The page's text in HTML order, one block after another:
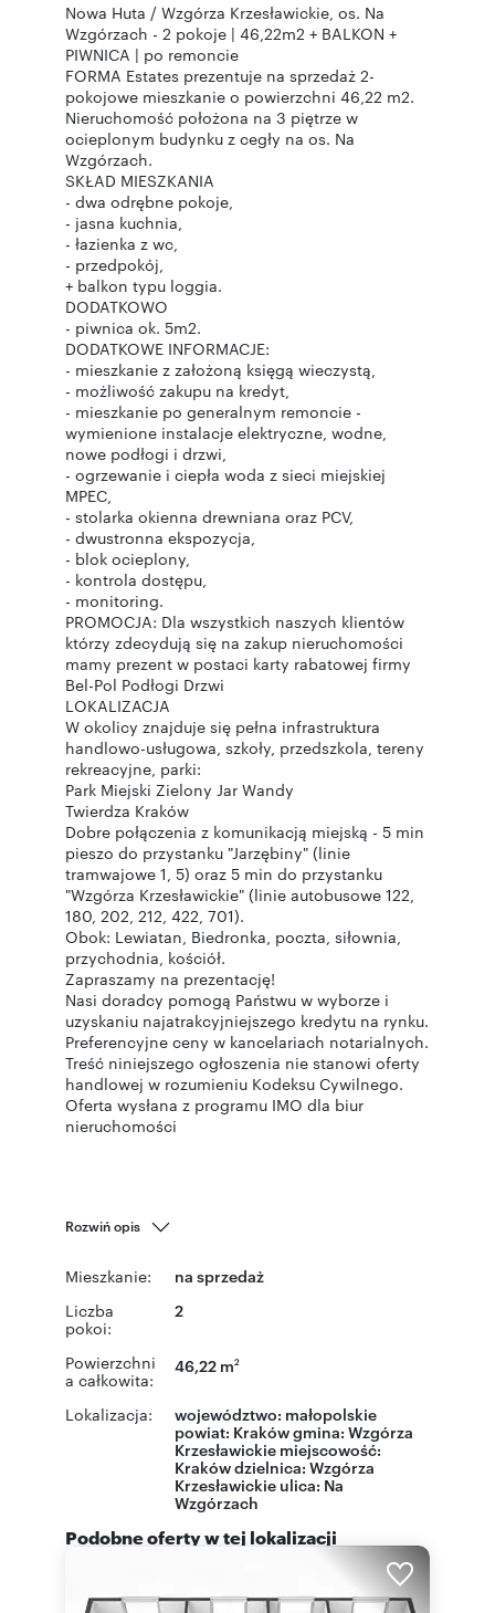
Nowa Huta / Wzgórza Krzesławickie, os. Na
Wzgórzach - 2 pokoje | 46,22m2 + BALKON +
PIWNICA | po remoncie
FORMA Estates prezentuje na sprzedaż 2-
pokojowe mieszkanie o powierzchni 46,22 m2.
Nieruchomość położona na 3 piętrze w
ocieplonym budynku z cegły na os. Na
Wzgórzach.
SKŁAD MIESZKANIA
- dwa odrębne pokoje,
- jasna kuchnia,
- łazienka z wc,
- przedpokój,
+ balkon typu loggia.
DODATKOWO
- piwnica ok. 5m2.
DODATKOWE INFORMACJE:
- mieszkanie z założoną księgą wieczystą,
- możliwość zakupu na kredyt,
- mieszkanie po generalnym remoncie -
wymienione instalacje elektryczne, wodne,
nowe podłogi i drzwi,
- ogrzewanie i ciepła woda z sieci miejskiej
MPEC,
- stolarka okienna drewniana oraz PCV,
- dwustronna ekspozycja,
- blok ocieplony,
- kontrola dostępu,
- monitoring.
PROMOCJA: Dla wszystkich naszych klientów
którzy zdecydują się na zakup nieruchomości
mamy prezent w postaci karty rabatowej firmy
Bel-Pol Podłogi Drzwi
LOKALIZACJA
W okolicy znajduje się pełna infrastruktura
handlowo-usługowa, szkoły, przedszkola, tereny
rekreacyjne, parki:
Park Miejski Zielony Jar Wandy
Twierdza Kraków
Dobre połączenia z komunikacją miejską - 5 min
pieszo do przystanku "Jarzębiny" (linie
tramwajowe 1, 5) oraz 5 min do przystanku
"Wzgórza Krzesławickie" (linie autobusowe 122,
180, 202, 212, 422, 701).
Obok: Lewiatan, Biedronka, poczta, siłownia,
przychodnia, kościół.
Zapraszamy na prezentację!
Nasi doradcy pomogą Państwu w wyborze i
uzyskaniu najatrakcyjniejszego kredytu na rynku.
Preferencyjne ceny w kancelariach notarialnych.
Treść niniejszego ogłoszenia nie stanowi oferty
handlowej w rozumieniu Kodeksu Cywilnego.
Oferta wysłana z programu IMO dla biur
nieruchomości
Rozwiń opis
Mieszkanie: na sprzedaż
Liczba
pokoi:
2
Powierzchni
a całkowita:
46,22 m2
Lokalizacja: województwo: małopolskie
powiat: Krakówgmina: Wzgórza
Krzesławickie miejscowość:
Krakówdzielnica:Wzgórza
Krzesławickie ulica: Na
Wzgórzach
Podobne oferty w tej lokalizacji